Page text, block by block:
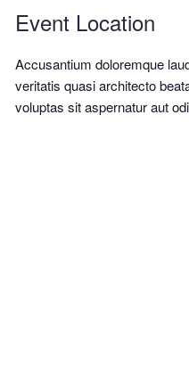
Event Location
Accusantium doloremque
veritatis quasi architecto
voluptas sit aspernatur aut